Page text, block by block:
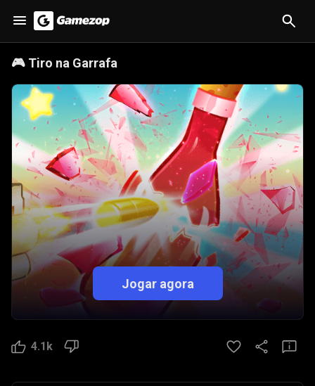
🎮 Tiro na Garrafa
Jogar agora
4.1k